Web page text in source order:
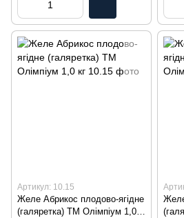
Артикул: 10.15
Желе Абрикос плодово-ягідне
(галяретка) ТМ Олімпіум 1,0